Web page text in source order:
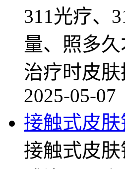
311光疗、
量、照多
治疗时皮
2025-05-07
接触式皮
接触式皮